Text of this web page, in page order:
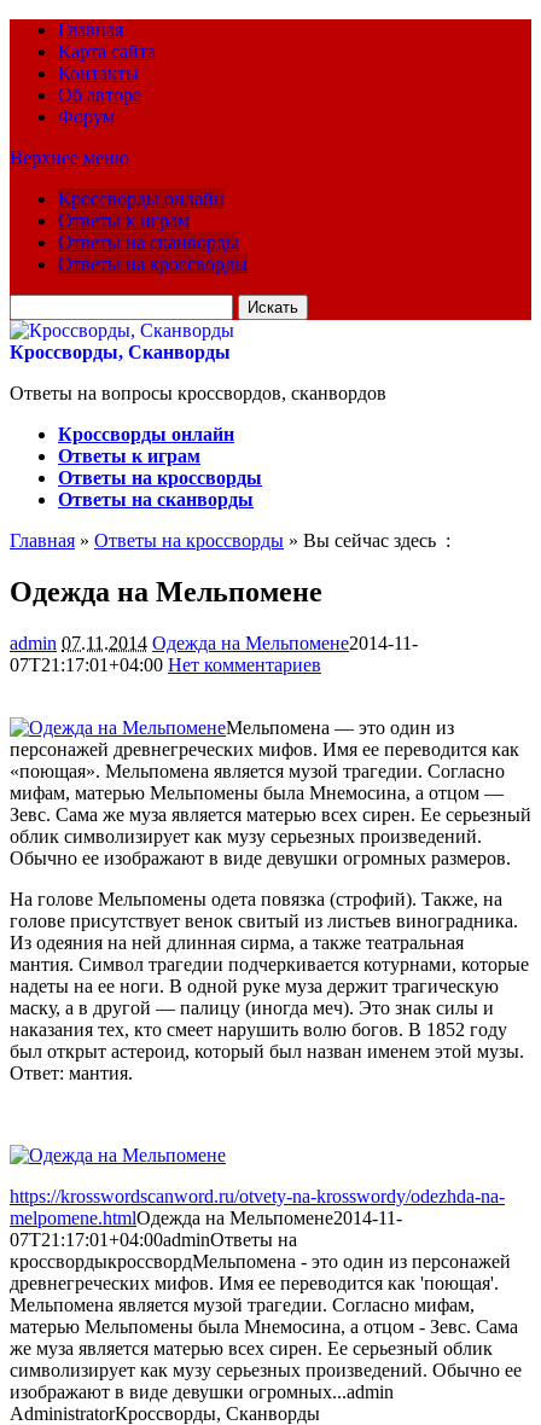
Главная
Карта сайта
Контакты
Об авторе
Форум
Верхнее меню
Кроссворды онлайн
Ответы к играм
Ответы на сканворды
Ответы на кроссворды
для:
Кроссворды, Сканворды
Ответы на вопросы кроссвордов, сканвордов
Кроссворды онлайн
Ответы к играм
Ответы на кроссворды
Ответы на сканворды
Главная » Ответы на кроссворды » Вы сейчас здесь :
Одежда на Мельпомене
admin 07.11.2014 Одежда на Мельпомене2014-11-
07T21:17:01+04:00 Нет комментариев
Мельпомена — это один из
персонажей древнегреческих мифов. Имя ее переводится как
«поющая». Мельпомена является музой трагедии. Согласно
мифам, матерью Мельпомены была Мнемосина, а отцом —
Зевс. Сама же муза является матерью всех сирен. Ее серьезный
облик символизирует как музу серьезных произведений.
Обычно ее изображают в виде девушки огромных размеров.
На голове Мельпомены одета повязка (строфий). Также, на
голове присутствует венок свитый из листьев виноградника.
Из одеяния на ней длинная сирма, а также театральная
мантия. Символ трагедии подчеркивается котурнами, которые
надеты на ее ноги. В одной руке муза держит трагическую
маску, а в другой — палицу (иногда меч). Это знак силы и
наказания тех, кто смеет нарушить волю богов. В 1852 году
был открыт астероид, который был назван именем этой музы.
Ответ: мантия.
https://krosswordscanword.ru/otvety-na-krosswordy/odezhda-na-
melpomene.htmlОдежда на Мельпомене2014-11-
07T21:17:01+04:00adminОтветы на
кроссвордыкроссвордМельпомена - это один из персонажей
древнегреческих мифов. Имя ее переводится как 'поющая'.
Мельпомена является музой трагедии. Согласно мифам,
матерью Мельпомены была Мнемосина, а отцом - Зевс. Сама
же муза является матерью всех сирен. Ее серьезный облик
символизирует как музу серьезных произведений. Обычно ее
изображают в виде девушки огромных...admin
AdministratorКроссворды, Сканворды